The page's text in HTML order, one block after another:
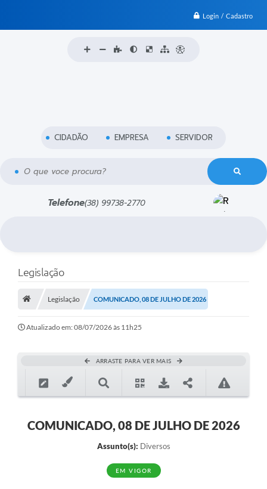
Login / Cadastro
O que voce procura?
CIDADÃO EMPRESA SERVIDOR
Telefone(38) 99738-2770
Legislação
Legislação COMUNICADO, 08 DE JULHO DE 2026
Atualizado em: 08/07/2026 às 11h25
ARRASTE PARA VER MAIS
COMUNICADO, 08 DE JULHO DE 2026
Assunto(s): Diversos
EM VIGOR